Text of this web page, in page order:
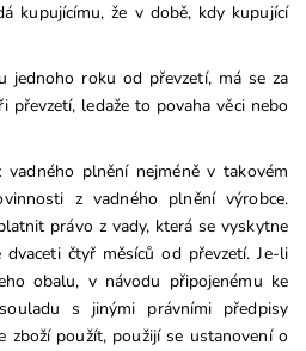
kupujícímu, že v době, kdy kupující
jednoho roku od převzetí, má se za
převzetí, ledaže to povaha věci nebo
plnění nejméně v takovém
z vadného plnění výrobce.
právo z vady, která se vyskytne
čtyř měsíců od převzetí. Je-li
obalu, v návodu připojenému ke
s jinými právními předpisy
zboží použít, použijí se ustanovení o